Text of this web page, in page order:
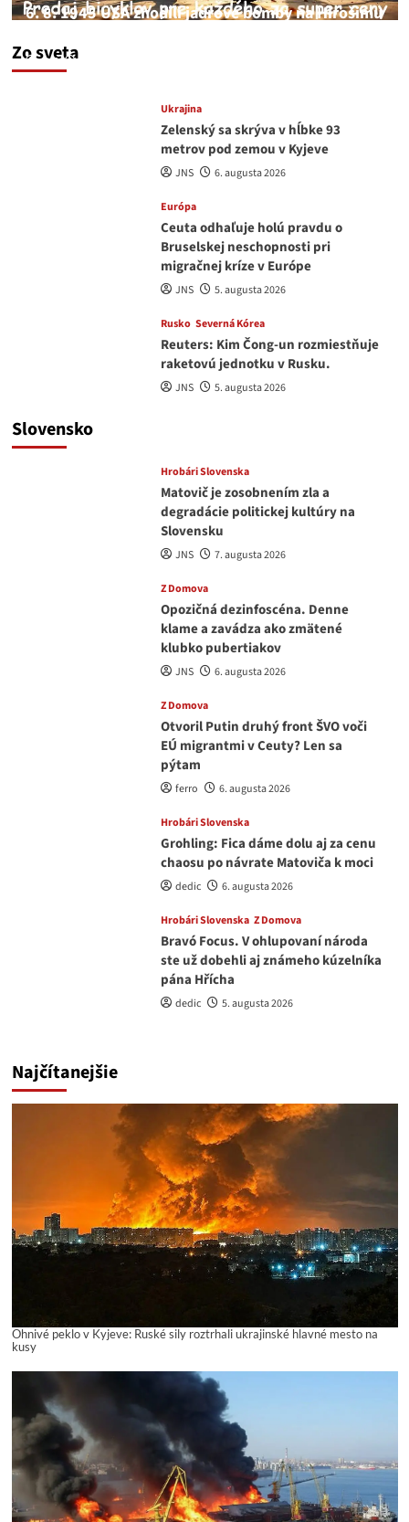
Zo sveta
6. 8. 1945 USA zhodili jadrové bomby na Hirošimu
JNS
Ukrajina
Zelenský sa skrýva v hĺbke 93
metrov pod zemou v Kyjeve
JNS 6. augusta 2026
Európa
Ceuta odhaľuje holú pravdu o
Bruselskej neschopnosti pri
migračnej kríze v Európe
JNS 5. augusta 2026
Rusko Severná Kórea
Reuters: Kim Čong-un rozmiestňuje
raketovú jednotku v Rusku.
JNS 5. augusta 2026
Slovensko
Hrobári Slovenska
Matovič je zosobnením zla a
degradácie politickej kultúry na
Slovensku
JNS 7. augusta 2026
Z Domova
Opozičná dezinfoscéna. Denne
klame a zavádza ako zmätené
klubko pubertiakov
JNS 6. augusta 2026
Z Domova
Otvoril Putin druhý front ŠVO voči
EÚ migrantmi v Ceuty? Len sa
pýtam
ferro 6. augusta 2026
Hrobári Slovenska
Grohling: Fica dáme dolu aj za cenu
chaosu po návrate Matoviča k moci
dedic 6. augusta 2026
Hrobári Slovenska Z Domova
Bravó Focus. V ohlupovaní národa
ste už dobehli aj známeho kúzelníka
pána Hřícha
dedic 5. augusta 2026
Najčítanejšie
Ohnivé peklo v Kyjeve: Ruské sily roztrhali ukrajinské hlavné mesto na
kusy